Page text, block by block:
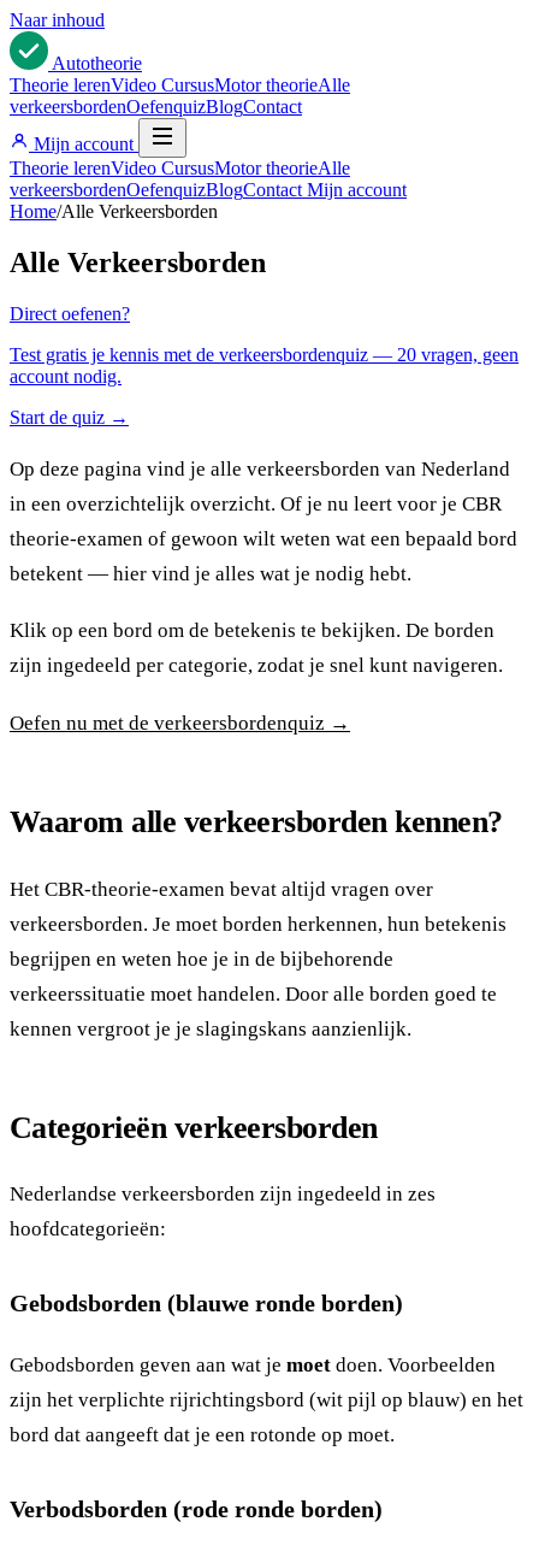
Naar inhoud
Autotheorie
Theorie lerenVideo CursusMotor theorieAlle
verkeersbordenOefenquizBlogContact
Mijn account
Theorie lerenVideo CursusMotor theorieAlle
verkeersbordenOefenquizBlogContact Mijn account
Home/Alle Verkeersborden
Alle Verkeersborden
Direct oefenen?
Test gratis je kennis met de verkeersbordenquiz — 20 vragen, geen
account nodig.
Start de quiz →
Op deze pagina vind je alle verkeersborden van Nederland
in een overzichtelijk overzicht. Of je nu leert voor je CBR
theorie-examen of gewoon wilt weten wat een bepaald bord
betekent — hier vind je alles wat je nodig hebt.
Klik op een bord om de betekenis te bekijken. De borden
zijn ingedeeld per categorie, zodat je snel kunt navigeren.
Oefen nu met de verkeersbordenquiz →
Waarom alle verkeersborden kennen?
Het CBR-theorie-examen bevat altijd vragen over
verkeersborden. Je moet borden herkennen, hun betekenis
begrijpen en weten hoe je in de bijbehorende
verkeerssituatie moet handelen. Door alle borden goed te
kennen vergroot je je slagingskans aanzienlijk.
Categorieën verkeersborden
Nederlandse verkeersborden zijn ingedeeld in zes
hoofdcategorieën:
Gebodsborden (blauwe ronde borden)
Gebodsborden geven aan wat je moet doen. Voorbeelden
zijn het verplichte rijrichtingsbord (wit pijl op blauw) en het
bord dat aangeeft dat je een rotonde op moet.
Verbodsborden (rode ronde borden)